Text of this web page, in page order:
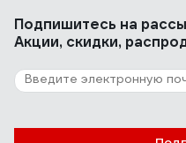
Подпишитесь на
Акции, скидки,